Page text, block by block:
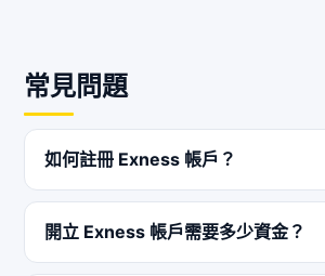
常見問題
如何註冊 Exness 帳戶？
開立 Exness 帳戶需要多少資金？